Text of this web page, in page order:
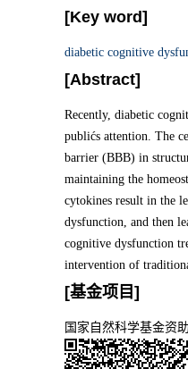
[Key word]
diabetic cognitive
[Abstract]
Recently, diabetic
publićs attention. The
barrier (BBB) in
maintaining the
cytokines result in the
dysfunction, and then
cognitive dysfunction
intervention of
[基金项目]
国家自然科学基金资